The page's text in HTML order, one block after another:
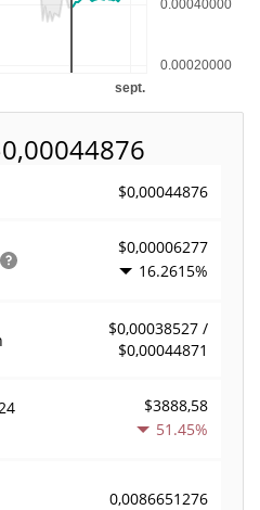
$0,00044876
$0,00006277
16.2615%
$0,00038527 /
$0,00044871
$3888,58
51.45%
0,0086651276